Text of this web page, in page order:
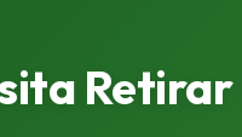
Retirar